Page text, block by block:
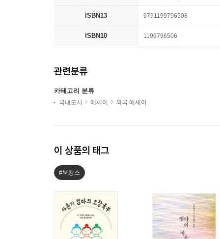
ISBN13 9791199796508
ISBN10 1199796506
관련분류
카테고리 분류
국내도서 에세이 외국 에세이
이 상품의 태그
#북캉스